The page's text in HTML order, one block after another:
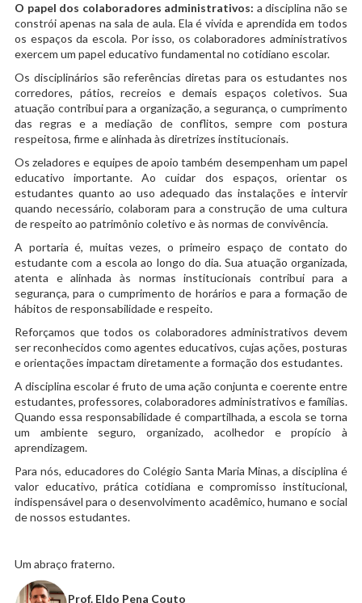
O papel dos colaboradores administrativos: a disciplina não se
constrói apenas na sala de aula. Ela é vivida e aprendida em todos
os espaços da escola. Por isso, os colaboradores administrativos
exercem um papel educativo fundamental no cotidiano escolar.
Os disciplinários são referências diretas para os estudantes nos
corredores, pátios, recreios e demais espaços coletivos. Sua
atuação contribui para a organização, a segurança, o cumprimento
das regras e a mediação de conflitos, sempre com postura
respeitosa, firme e alinhada às diretrizes institucionais.
Os zeladores e equipes de apoio também desempenham um papel
educativo importante. Ao cuidar dos espaços, orientar os
estudantes quanto ao uso adequado das instalações e intervir
quando necessário, colaboram para a construção de uma cultura
de respeito ao patrimônio coletivo e às normas de convivência.
A portaria é, muitas vezes, o primeiro espaço de contato do
estudante com a escola ao longo do dia. Sua atuação organizada,
atenta e alinhada às normas institucionais contribui para a
segurança, para o cumprimento de horários e para a formação de
hábitos de responsabilidade e respeito.
Reforçamos que todos os colaboradores administrativos devem
ser reconhecidos como agentes educativos, cujas ações, posturas
e orientações impactam diretamente a formação dos estudantes.
A disciplina escolar é fruto de uma ação conjunta e coerente entre
estudantes, professores, colaboradores administrativos e famílias.
Quando essa responsabilidade é compartilhada, a escola se torna
um ambiente seguro, organizado, acolhedor e propício à
aprendizagem.
Para nós, educadores do Colégio Santa Maria Minas, a disciplina é
valor educativo, prática cotidiana e compromisso institucional,
indispensável para o desenvolvimento acadêmico, humano e social
de nossos estudantes.
Um abraço fraterno.
Prof. Eldo Pena Couto